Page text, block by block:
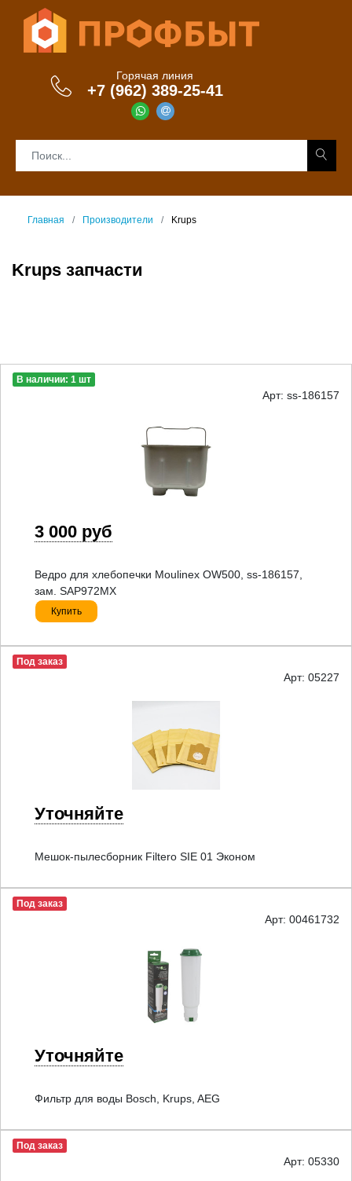
Горячая линия
+7 (962) 389-25-41
Главная Производители Krups
Krups запчасти
В наличии: 1 шт
Арт: ss-186157
3 000 руб
Ведро для хлебопечки Moulinex OW500, ss-186157,
зам. SAP972MX
Купить
Под заказ
Арт: 05227
Уточняйте
Мешок-пылесборник Filtero SIE 01 Эконом
Под заказ
Арт: 00461732
Уточняйте
Фильтр для воды Bosch, Krups, AEG
Под заказ
Арт: 05330